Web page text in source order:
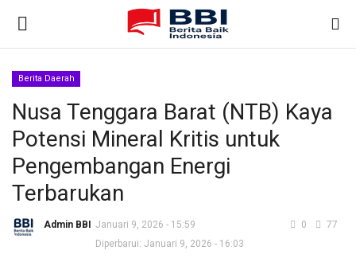
Beranda
Nasional
Kontak
Berita Daerah
Nusa Tenggara Barat (NTB) Kaya
Potensi Mineral Kritis untuk
Pengembangan Energi
Terbarukan
Admin BBI Januari 9, 2026 - 15:59
Diperbarui: Januari 9, 2026 - 16:03
0 77